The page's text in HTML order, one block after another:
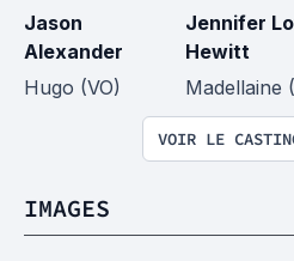
Jason
Alexander
Hugo (VO)
Jennifer
Hewitt
Madellaine
VOIR LE
IMAGES